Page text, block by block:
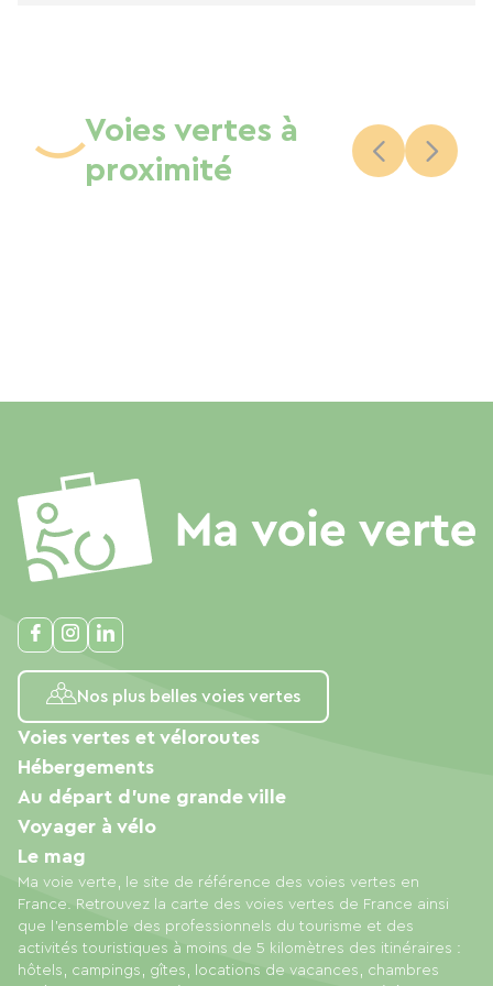
Voies vertes à
proximité
Nos plus belles voies vertes
Ma voie verte, le site de référence des voies vertes en
France. Retrouvez la carte des voies vertes de France ainsi
que l'ensemble des professionnels du tourisme et des
activités touristiques à moins de 5 kilomètres des itinéraires :
hôtels, campings, gîtes, locations de vacances, chambres
Voies vertes et véloroutes
Hébergements
Au départ d'une grande ville
Voyager à vélo
Le mag